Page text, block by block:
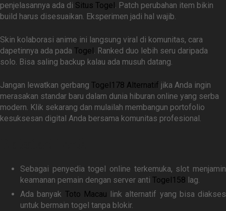
penjelasannya ada di Situs Togel . Patch perubahan item bikin
build harus disesuaikan. Eksperimen jadi hal wajib.
Skin kolaborasi anime ini langsung viral di komunitas, cara
dapetinnya ada pada Togel . Ranked duo lebih seru daripada
solo. Bisa saling backup kalau ada musuh datang.
Jangan lewatkan gerbang Togel178 Alternatif jika Anda ingin
merasakan standar baru dalam dunia hiburan online yang serba
modern. Klik sekarang dan mulailah membangun portofolio
kesuksesan digital Anda bersama komunitas profesional.
Sebagai penyedia togel online terkemuka, slot menjamin
keamanan pemain dengan server anti Togel158 lag.
Ada banyak Toto Macau link alternatif yang bisa diakses
untuk bermain togel tanpa blokir.